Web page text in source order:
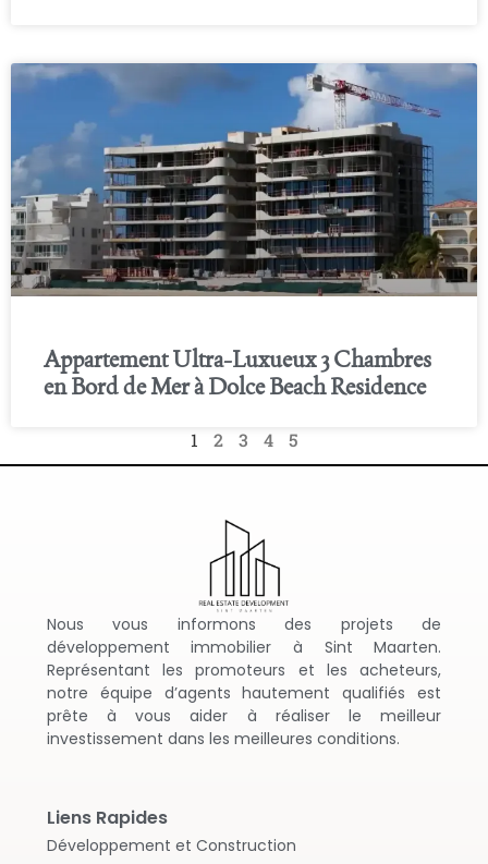
Appartement Ultra-Luxueux 3 Chambres
en Bord de Mer à Dolce Beach Residence
1 2 3 4 5
Nous vous informons des projets de
développement immobilier à Sint Maarten.
Représentant les promoteurs et les acheteurs,
notre équipe d’agents hautement qualifiés est
prête à vous aider à réaliser le meilleur
investissement dans les meilleures conditions.
Liens Rapides
Développement et Construction